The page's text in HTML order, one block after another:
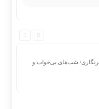
شب‌های بی‌خواب و